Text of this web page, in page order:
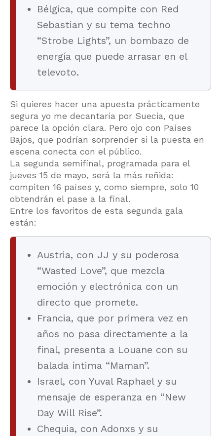
Bélgica, que compite con Red
Sebastian y su tema techno
“Strobe Lights”, un bombazo de
energía que puede arrasar en el
televoto.
Si quieres hacer una apuesta prácticamente
segura yo me decantaría por Suecia, que
parece la opción clara. Pero ojo con Países
Bajos, que podrían sorprender si la puesta en
escena conecta con el público.
La segunda semifinal, programada para el
jueves 15 de mayo, será la más reñida:
compiten 16 países y, como siempre, solo 10
obtendrán el pase a la final.
Entre los favoritos de esta segunda gala
están:
Austria, con JJ y su poderosa
“Wasted Love”, que mezcla
emoción y electrónica con un
directo que promete.
Francia, que por primera vez en
años no pasa directamente a la
final, presenta a Louane con su
balada íntima “Maman”.
Israel, con Yuval Raphael y su
mensaje de esperanza en “New
Day Will Rise”.
Chequia, con Adonxs y su